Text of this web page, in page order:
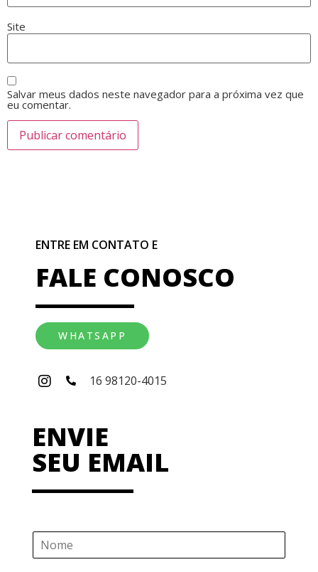
Site
Salvar meus dados neste navegador para a próxima vez que
eu comentar.
ENTRE EM CONTATO E
FALE CONOSCO
WHATSAPP
16 98120-4015
ENVIE
SEU EMAIL
N